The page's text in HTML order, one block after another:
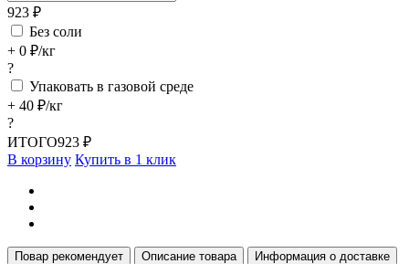
923 ₽
Без соли
+ 0 ₽/кг
?
Упаковать в газовой среде
+ 40 ₽/кг
?
ИТОГО923 ₽
В корзину Купить в 1 клик
Повар рекомендует Описание товара Информация о доставке